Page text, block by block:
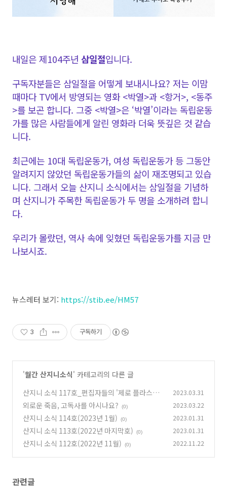
내일은 제104주년 삼일절입니다.
구독자분들은 삼일절을 어떻게 보내시나요? 저는 이맘
때마다 TV에서 방영되는 영화 <박열>과 <항거>, <동주
>를 보곤 합니다. 그중 <박열>은 ‘박열’이라는 독립운동
가를 많은 사람들에게 알린 영화라 더욱 뜻깊은 것 같습
니다.
최근에는 10대 독립운동가, 여성 독립운동가 등 그동안
알려지지 않았던 독립운동가들의 삶이 재조명되고 있습
니다. 그래서 오늘 산지니 소식에서는 삼일절을 기념하
며 산지니가 주목한 독립운동가 두 명을 소개하려 합니
다.
우리가 몰랐던, 역사 속에 잊혔던 독립운동가를 지금 만
나보시죠.
뉴스레터 보기: https://stib.ee/HM57
3 구독하기
'월간 산지니소식' 카테고리의 다른 글
산지니 소식 117호_편집자들의 '제로 플라스틱'
도전기
(0)
2023.03.31
외로운 죽음, 고독사를 아시나요? (0) 2023.03.22
산지니 소식 114호(2023년 1월) (0) 2023.01.31
산지니 소식 113호(2022년 마지막호) (0) 2023.01.31
산지니 소식 112호(2022년 11월) (0) 2022.11.22
관련글